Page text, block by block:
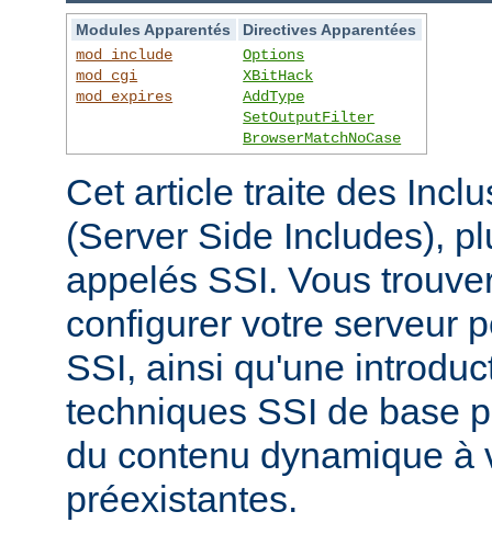
Modules Apparentés
Directives Apparentées
mod_include
mod_cgi
mod_expires
Options
XBitHack
AddType
SetOutputFilter
BrowserMatchNoCase
Cet article traite des
(Server Side Includes),
appelés SSI. Vous
configurer votre serveur
SSI, ainsi qu'une
techniques SSI de base
du contenu dynamique à
préexistantes.